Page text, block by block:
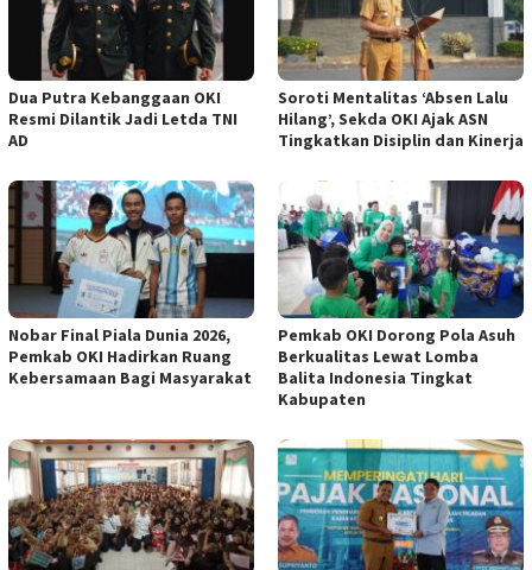
Dua Putra Kebanggaan OKI
Resmi Dilantik Jadi Letda TNI
AD
Soroti Mentalitas ‘Absen Lalu
Hilang’, Sekda OKI Ajak ASN
Tingkatkan Disiplin dan Kinerja
Nobar Final Piala Dunia 2026,
Pemkab OKI Hadirkan Ruang
Kebersamaan Bagi Masyarakat
Pemkab OKI Dorong Pola Asuh
Berkualitas Lewat Lomba
Balita Indonesia Tingkat
Kabupaten